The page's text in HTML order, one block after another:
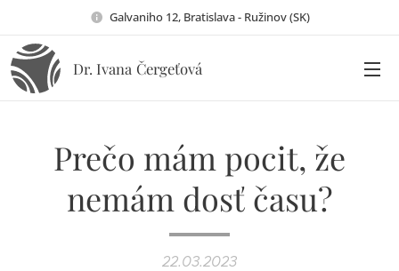
Galvaniho 12, Bratislava - Ružinov (SK)
Dr. Ivana Čergeťová
Prečo mám pocit, že
nemám dosť času?
22.03.2023